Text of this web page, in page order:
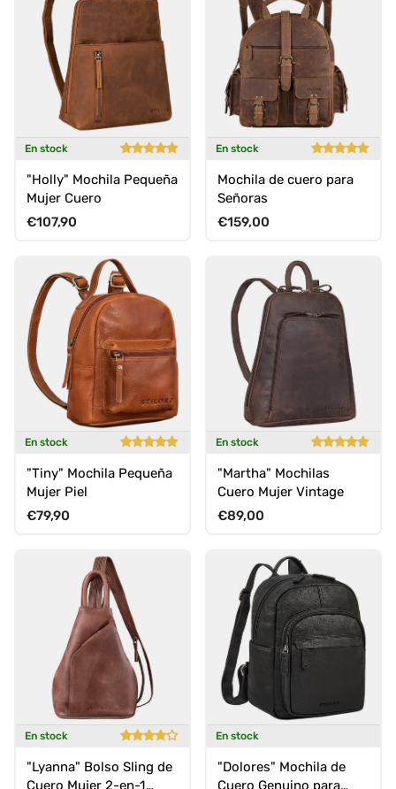
En stock
"Holly" Mochila Pequeña
Mujer Cuero
Precio normal
€107,90
En stock
Mochila de cuero para
Señoras
Precio normal
€159,00
En stock
"Tiny" Mochila Pequeña
Mujer Piel
Precio normal
€79,90
En stock
"Martha" Mochilas
Cuero Mujer Vintage
Precio normal
€89,00
En stock
"Lyanna" Bolso Sling de
Cuero Mujer 2-en-1
En stock
"Dolores" Mochila de
Cuero Genuino para